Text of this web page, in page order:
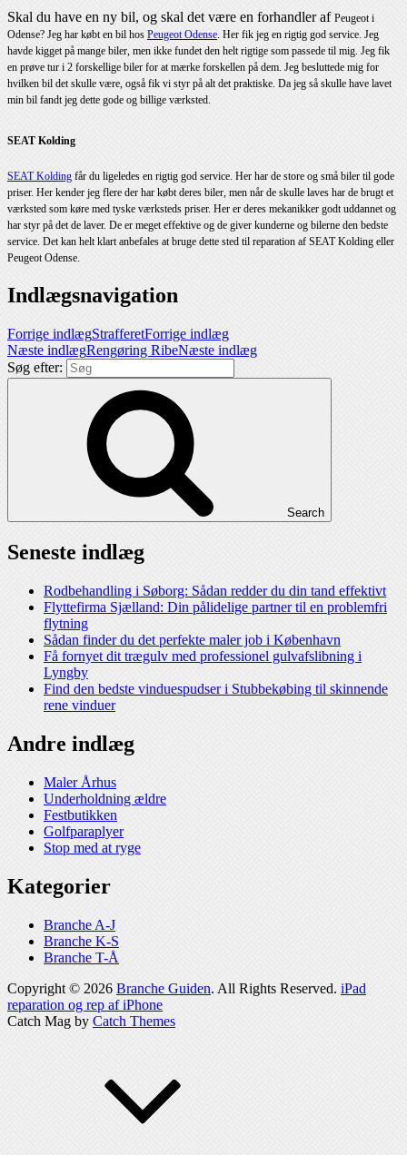
Skal du have en ny bil, og skal det være en forhandler af Peugeot i
Odense? Jeg har købt en bil hos Peugeot Odense . Her fik jeg en rigtig god service. Jeg
havde kigget på mange biler, men ikke fundet den helt rigtige som passede til mig. Jeg fik
en prøve tur i 2 forskellige biler for at mærke forskellen på dem. Jeg besluttede mig for
hvilken bil det skulle være, også fik vi styr på alt det praktiske. Da jeg så skulle have lavet
min bil fandt jeg dette gode og billige værksted.
SEAT Kolding
SEAT Kolding får du ligeledes en rigtig god service. Her har de store og små biler til gode
priser. Her kender jeg flere der har købt deres biler, men når de skulle laves har de brugt et
værksted som køre med tyske værksteds priser. Her er deres mekanikker godt uddannet og
har styr på det de laver. De er meget effektive og de giver kunderne og bilerne den bedste
service. Det kan helt klart anbefales at bruge dette sted til reparation af SEAT Kolding eller
Peugeot Odense.
Indlægsnavigation
Forrige indlægStrafferetForrige indlæg
Næste indlægRengøring RibeNæste indlæg
Søg efter:
Search
Seneste indlæg
Rodbehandling i Søborg: Sådan redder du din tand effektivt
Flyttefirma Sjælland: Din pålidelige partner til en problemfri
flytning
Sådan finder du det perfekte maler job i København
Få fornyet dit trægulv med professionel gulvafslibning i
Lyngby
Find den bedste vinduespudser i Stubbekøbing til skinnende
rene vinduer
Andre indlæg
Maler Århus
Underholdning ældre
Festbutikken
Golfparaplyer
Stop med at ryge
Kategorier
Branche A-J
Branche K-S
Branche T-Å
Copyright © 2026 Branche Guiden. All Rights Reserved. iPad
reparation og rep af iPhone
Catch Mag by Catch Themes